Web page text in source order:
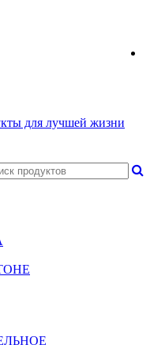
для лучшей жизни